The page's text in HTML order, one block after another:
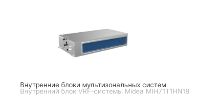
Внутренние блоки мультизональных систем
Внутренний блок VRF-системы Midea MIH71T1HN18